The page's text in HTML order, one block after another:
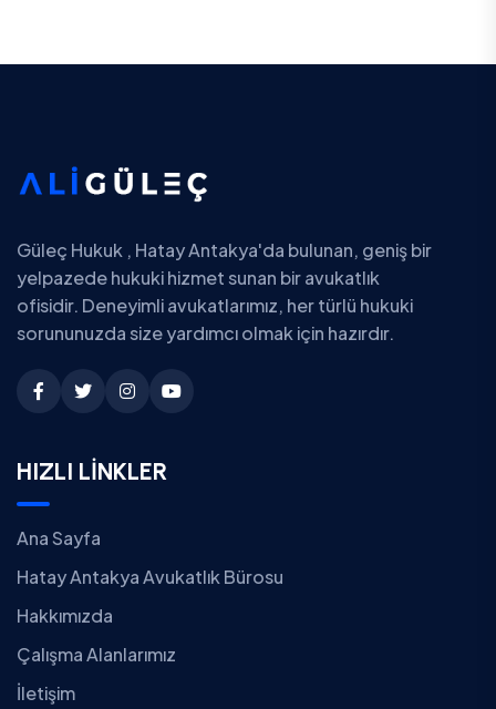
Güleç Hukuk , Hatay Antakya'da bulunan, geniş bir
yelpazede hukuki hizmet sunan bir avukatlık
ofisidir. Deneyimli avukatlarımız, her türlü hukuki
sorununuzda size yardımcı olmak için hazırdır.
HIZLI LİNKLER
Ana Sayfa
Hatay Antakya Avukatlık Bürosu
Hakkımızda
Çalışma Alanlarımız
İletişim